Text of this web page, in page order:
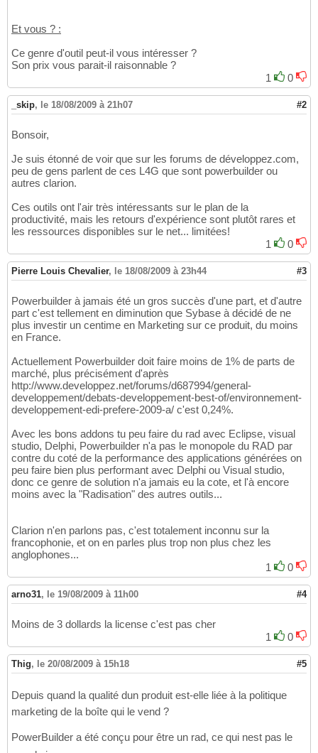
Et vous ? :
Ce genre d'outil peut-il vous intéresser ?
Son prix vous parait-il raisonnable ?
1
0
_skip, le 18/08/2009 à 21h07 #2
Bonsoir,
Je suis étonné de voir que sur les forums de développez.com,
peu de gens parlent de ces L4G que sont powerbuilder ou
autres clarion.
Ces outils ont l'air très intéressants sur le plan de la
productivité, mais les retours d'expérience sont plutôt rares et
les ressources disponibles sur le net... limitées!
1
0
Pierre Louis Chevalier, le 18/08/2009 à 23h44 #3
Powerbuilder à jamais été un gros succès d'une part, et d'autre
part c'est tellement en diminution que Sybase à décidé de ne
plus investir un centime en Marketing sur ce produit, du moins
en France.
Actuellement Powerbuilder doit faire moins de 1% de parts de
marché, plus précisément d'après
http://www.developpez.net/forums/d687994/general-
developpement/debats-developpement-best-of/environnement-
developpement-edi-prefere-2009-a/ c'est 0,24%.
Avec les bons addons tu peu faire du rad avec Eclipse, visual
studio, Delphi, Powerbuilder n'a pas le monopole du RAD par
contre du coté de la performance des applications générées on
peu faire bien plus performant avec Delphi ou Visual studio,
donc ce genre de solution n'a jamais eu la cote, et l'à encore
moins avec la "Radisation" des autres outils...
Clarion n'en parlons pas, c'est totalement inconnu sur la
francophonie, et on en parles plus trop non plus chez les
anglophones...
1
0
arno31, le 19/08/2009 à 11h00 #4
Moins de 3 dollards la license c'est pas cher
1
0
Thig, le 20/08/2009 à 15h18 #5
Depuis quand la qualité dun produit est-elle liée à la politique
marketing de la boîte qui le vend ?
PowerBuilder a été conçu pour être un rad, ce qui nest pas le